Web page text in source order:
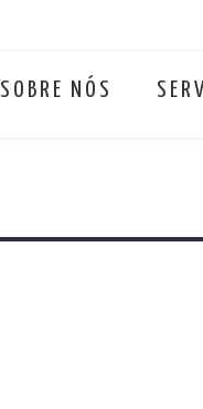
SOBRE NÓS